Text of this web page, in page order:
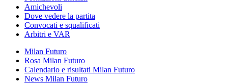
Amichevoli
Dove vedere la partita
Convocati e squalificati
Arbitri e VAR
Milan Futuro
Rosa Milan Futuro
Calendario e risultati Milan Futuro
News Milan Futuro